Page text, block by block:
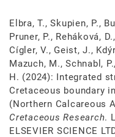
Elbra, T., Skupien, P.,
Pruner, P., Reháková,
Cígler, V., Geist, J.,
Mazuch, M., Schnabl,
H. (2024): Integrated
Cretaceous boundary
(Northern Calcareous
Cretaceous Research.
ELSEVIER SCIENCE